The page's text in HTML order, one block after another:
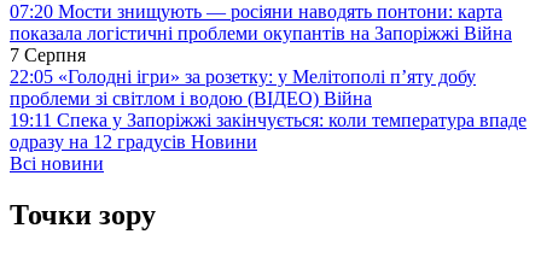
07:20 Мости знищують — росіяни наводять понтони: карта
показала логістичні проблеми окупантів на Запоріжжі Війна
7 Серпня
22:05 «Голодні ігри» за розетку: у Мелітополі п’яту добу
проблеми зі світлом і водою (ВІДЕО) Війна
19:11 Спека у Запоріжжі закінчується: коли температура впаде
одразу на 12 градусів Новини
Всі новини
Точки зору